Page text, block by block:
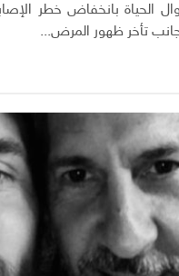
الحياة بانخفاض خطر